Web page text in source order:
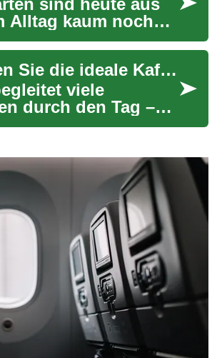
Alltag kaum noch
Sie bieten eine
und sichere
ba...
So finden Sie die ideale Kaffeemaschine für Zuhause
viele
durch den Tag –
als Wachmacher,
als kleine
welcher ...